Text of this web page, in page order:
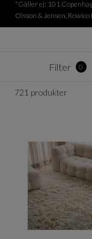
*Gäller ej: 101
Olsson & Jensen,
Filter 0
721 produkter